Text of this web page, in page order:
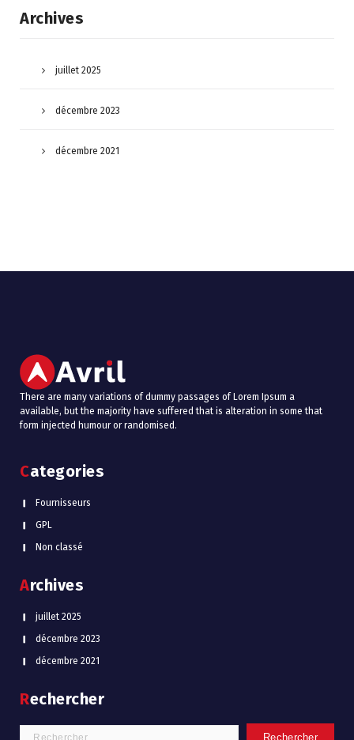
Archives
juillet 2025
décembre 2023
décembre 2021
There are many variations of dummy passages of Lorem Ipsum a
available, but the majority have suffered that is alteration in some that
form injected humour or randomised.
Categories
Fournisseurs
GPL
Non classé
Archives
juillet 2025
décembre 2023
décembre 2021
Rechercher
Rechercher :